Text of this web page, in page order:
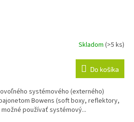
Skladom (>5 ks)
Do košíka
systémového (externého)
Bowens (soft boxy, reflektory,
možné používať systémový...